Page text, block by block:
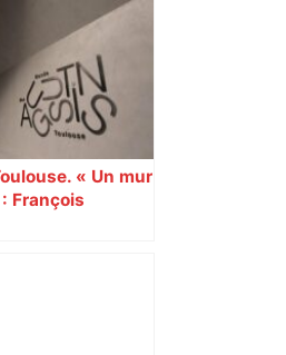
« Un mur
François